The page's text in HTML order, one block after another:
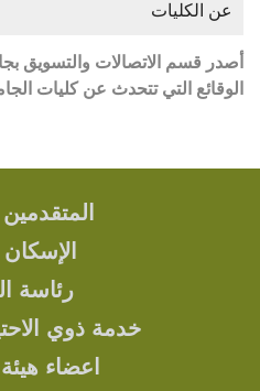
عن الكليات
أصدر قسم الاتصالات
الوقائع التي تتحدث عن كليات
رئاسة
خدمة ذوي
اعضاء